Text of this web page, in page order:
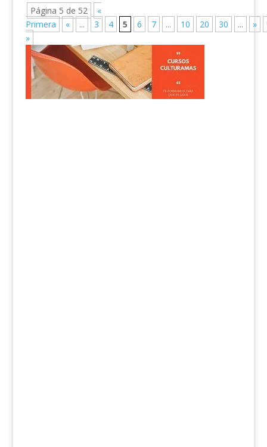
Página 5 de 52
«
Primera
« ... 3 4 5 6 7 ... 10 20 30 ... »
»